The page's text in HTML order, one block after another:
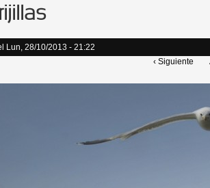
Lun, 28/10/2013 - 21:22
‹ Siguiente